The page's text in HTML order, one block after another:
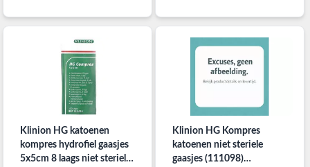
Klinion HG katoenen
kompres hydrofiel gaasjes
5x5cm 8 laags niet steriel
Klinion HG Kompres
katoenen niet steriele
gaasjes (111098)